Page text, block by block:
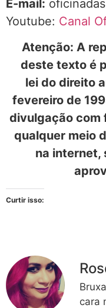
E-mail:
Youtube: Canal
Atenção: A
deste texto é
lei do direito
fevereiro de
divulgação com
qualquer meio
na internet,
Curtir isso:
cara